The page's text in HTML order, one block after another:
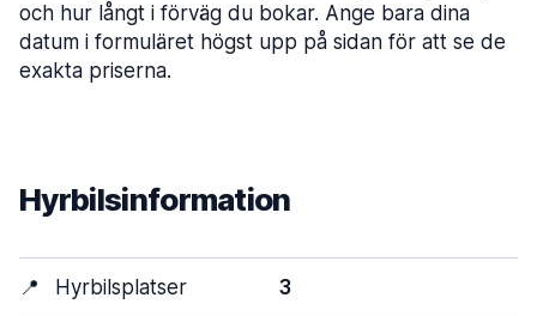
och hur långt i förväg du bokar. Ange bara dina
datum i formuläret högst upp på sidan för att se de
exakta priserna.
Hyrbilsinformation
📍 Hyrbilsplatser 3